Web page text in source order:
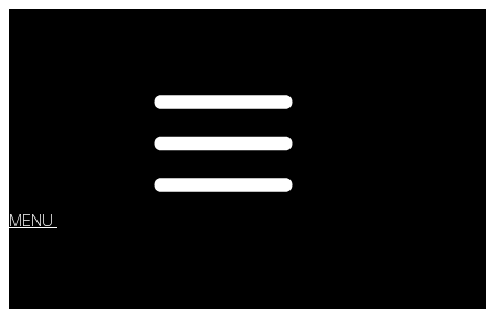
MENU